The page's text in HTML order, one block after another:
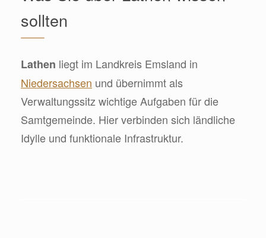
sollten
Lathen liegt im Landkreis Emsland in
Niedersachsen und übernimmt als
Verwaltungssitz wichtige Aufgaben für die
Samtgemeinde. Hier verbinden sich ländliche
Idylle und funktionale Infrastruktur.